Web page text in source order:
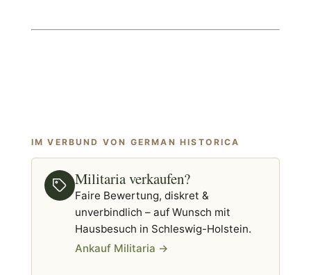
IM VERBUND VON GERMAN HISTORICA
Militaria verkaufen?
Faire Bewertung, diskret &
unverbindlich – auf Wunsch mit
Hausbesuch in Schleswig-Holstein.
Ankauf Militaria →